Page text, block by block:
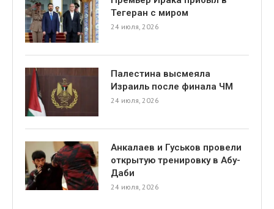
Тегеран с миром
24 июля, 2026
Палестина высмеяла
Израиль после финала ЧМ
24 июля, 2026
Анкалаев и Гуськов провели
открытую тренировку в Абу-
Даби
24 июля, 2026